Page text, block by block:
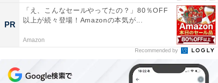
【今日チェックしたい】ロジクールの人気商品5選
ロジクール「M750MGR」
PR
「え、こんなセールやってたの？」80％OFF
以上が続々登場！Amazonの本気が...
Amazon
Recommended by